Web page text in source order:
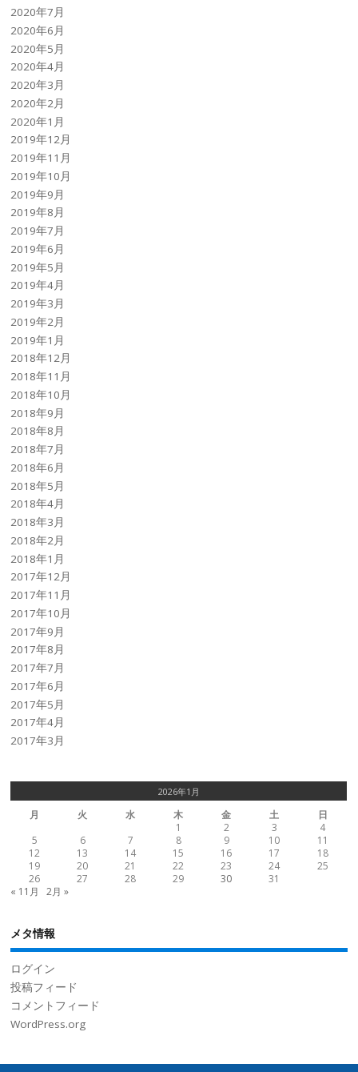
2020年7月
2020年6月
2020年5月
2020年4月
2020年3月
2020年2月
2020年1月
2019年12月
2019年11月
2019年10月
2019年9月
2019年8月
2019年7月
2019年6月
2019年5月
2019年4月
2019年3月
2019年2月
2019年1月
2018年12月
2018年11月
2018年10月
2018年9月
2018年8月
2018年7月
2018年6月
2018年5月
2018年4月
2018年3月
2018年2月
2018年1月
2017年12月
2017年11月
2017年10月
2017年9月
2017年8月
2017年7月
2017年6月
2017年5月
2017年4月
2017年3月
2026年1月
月 火 水 木 金 土
日
1
2 3
4
5
6 7 8 9 10
11
12
13 14 15 16 17
18
19
20 21 22 23 24
25
26
27 28 29 30
31
« 11月
2月 »
メタ情報
ログイン
投稿フィード
コメントフィード
WordPress.org